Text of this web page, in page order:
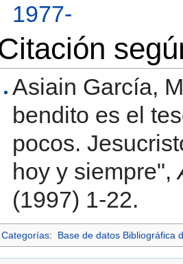
1977-
Asiain García,
bendito es el
pocos.
hoy y siempre",
(1997) 1-22.
Categorías: Base de datos Bibliográfica